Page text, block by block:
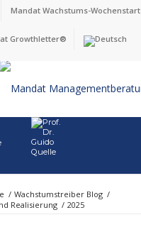
Mandat Wachstums-Wochenstart
Growthletter®
/ Wachstumstreiber Blog /
Realisierung / 2025